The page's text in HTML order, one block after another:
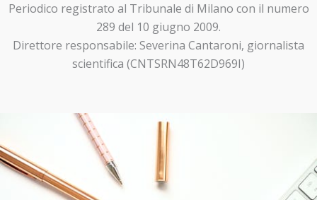
Periodico registrato al Tribunale di Milano con il numero
289 del 10 giugno 2009.
Direttore responsabile: Severina Cantaroni, giornalista
scientifica (CNTSRN48T62D969I)